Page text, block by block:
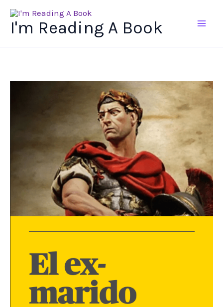
I'm Reading A Book